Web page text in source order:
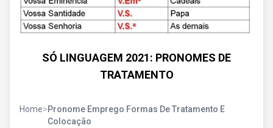
SÓ LINGUAGEM 2021: PRONOMES DE
TRATAMENTO
Home>Pronome Emprego Formas De Tratamento E
Colocação